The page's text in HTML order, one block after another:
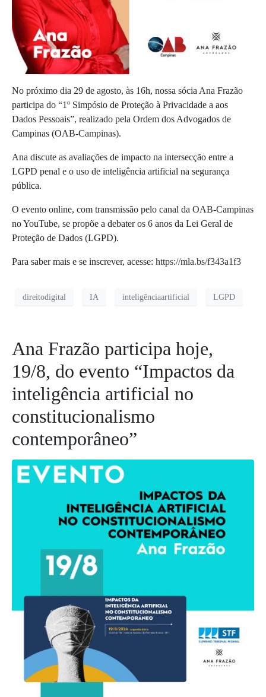
No próximo dia 29 de agosto, às 16h, nossa sócia Ana Frazão
participa do “1º Simpósio de Proteção à Privacidade a aos
Dados Pessoais”, realizado pela Ordem dos Advogados de
Campinas (OAB-Campinas).
Ana discute as avaliações de impacto na intersecção entre a
LGPD penal e o uso de inteligência artificial na segurança
pública.
O evento online, com transmissão pelo canal da OAB-Campinas
no YouTube, se propõe a debater os 6 anos da Lei Geral de
Proteção de Dados (LGPD).
Para saber mais e se inscrever, acesse: https://mla.bs/f343a1f3
direitodigital IA inteligênciaartificial LGPD
Ana Frazão participa hoje,
19/8, do evento “Impactos da
inteligência artificial no
constitucionalismo
contemporâneo”